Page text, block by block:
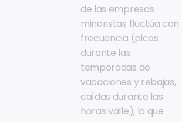
de las empresas
minoristas fluctúa con
frecuencia (picos
durante las
temporadas de
vacaciones y rebajas,
caídas durante las
horas valle), lo que